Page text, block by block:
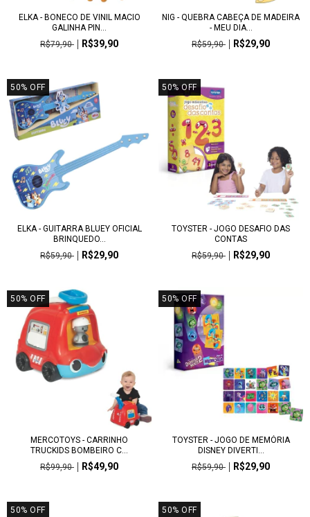
ELKA - BONECO DE VINIL MACIO
GALINHA PIN...
R$79,90
R$39,90
NIG - QUEBRA CABEÇA DE MADEIRA
- MEU DIA...
R$59,90
R$29,90
50% OFF
ELKA - GUITARRA BLUEY OFICIAL
BRINQUEDO...
R$59,90
R$29,90
50% OFF
TOYSTER - JOGO DESAFIO DAS
CONTAS
R$59,90
R$29,90
50% OFF
MERCOTOYS - CARRINHO
TRUCKIDS BOMBEIRO C...
R$99,90
R$49,90
50% OFF
TOYSTER - JOGO DE MEMÓRIA
DISNEY DIVERTI...
R$59,90
R$29,90
50% OFF 50% OFF